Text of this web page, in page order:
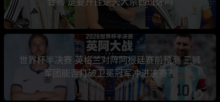
世界杯半决赛 英格兰对阵阿根廷赛前预测 三狮
军团能否打破卫冕冠军冲进决赛？